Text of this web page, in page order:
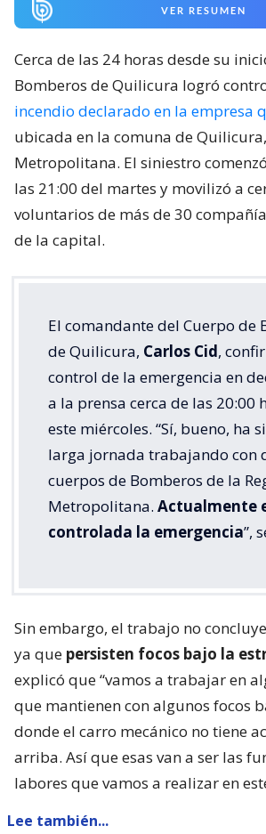
VER RESUMEN
Cerca de las 24 horas desde su
Bomberos de Quilicura logró
incendio declarado en la empresa
ubicada en la comuna de
Metropolitana. El siniestro
las 21:00 del martes y movilizó a
voluntarios de más de 30
de la capital.
El comandante del Cuerpo de
de Quilicura, Carlos Cid,
control de la emergencia en
a la prensa cerca de las 20:00
este miércoles. “Sí, bueno, ha
larga jornada trabajando con
cuerpos de Bomberos de la
Metropolitana. Actualmente
controlada la emergencia”,
Sin embargo, el trabajo no
ya que persisten focos bajo la
explicó que “vamos a trabajar en
que mantienen con algunos focos
donde el carro mecánico no tiene
arriba. Así que esas van a ser las
labores que vamos a realizar en
Lee también...